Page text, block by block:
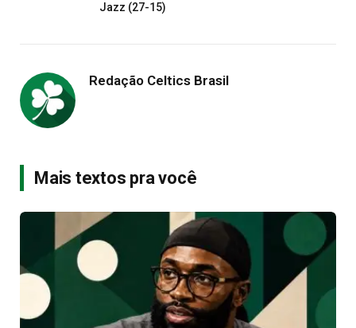
Jazz (27-15)
Redação Celtics Brasil
Mais textos pra você